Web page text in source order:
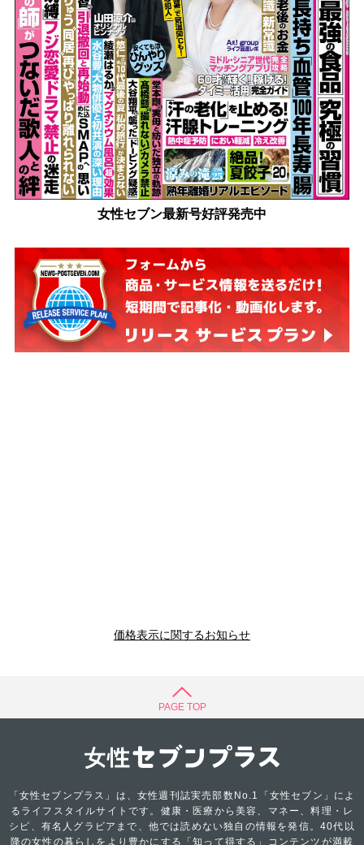
女性セブン最新号好評発売中
価格表示に関するお知らせ
PAGE TOP
「女性セブンプラス」は、女性週刊誌実売部数No.1「女性セブン」によ
るライフスタイルサイトです。健康・医療から美容、マネー、料理・レ
シピ、有名人グラビアまで、他では読めない独自の情報を発信。40代以
降の女性の暮らしをより豊かにする「知って得する」コンテンツが満載